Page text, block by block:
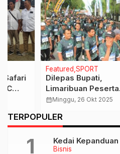
SPORT
Dilepas Bupati,
Limaribuan Peserta
Meriahkan Kodim Klaten
Minggu, 26 Okt 2025
TERPOPULER
Bisnis
Kedai Kepanduan